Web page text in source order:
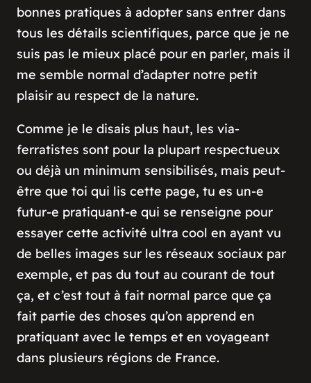
bonnes pratiques à adopter sans entrer dans
tous les détails scientifiques, parce que je ne
suis pas le mieux placé pour en parler, mais il
me semble normal d’adapter notre petit
plaisir au respect de la nature.
Comme je le disais plus haut, les via-
ferratistes sont pour la plupart respectueux
ou déjà un minimum sensibilisés, mais peut-
être que toi qui lis cette page, tu es un-e
futur-e pratiquant-e qui se renseigne pour
essayer cette activité ultra cool en ayant vu
de belles images sur les réseaux sociaux par
exemple, et pas du tout au courant de tout
ça, et c’est tout à fait normal parce que ça
fait partie des choses qu’on apprend en
pratiquant avec le temps et en voyageant
dans plusieurs régions de France.